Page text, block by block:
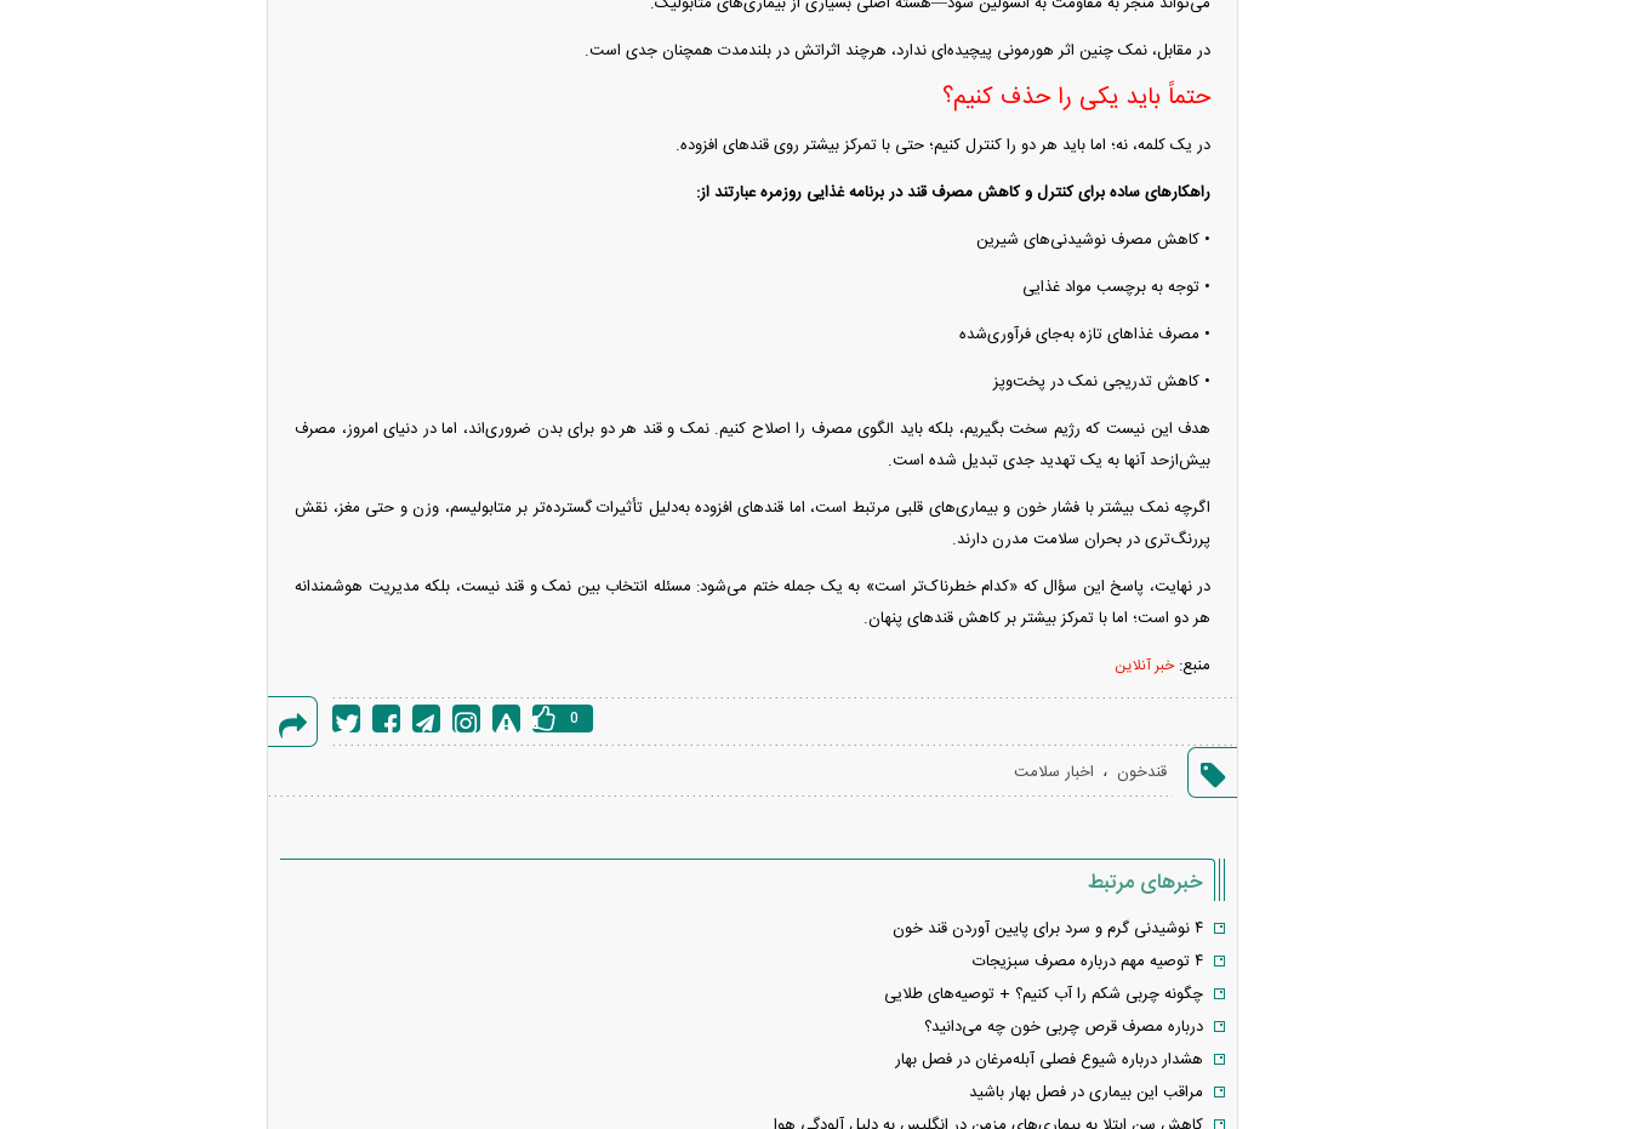
در مقابل، نمک چنین اثر هورمونی پیچیده‌ای ندارد، هرچند اثراتش در بلندمدت همچنان جدی است.
حتماً باید یکی را حذف کنیم؟
در یک کلمه، نه؛ اما باید هر دو را کنترل کنیم؛ حتی با تمرکز بیشتر روی قند‌های افزوده.
راهکار‌های ساده برای کنترل و کاهش مصرف قند در برنامه غذایی روزمره عبارتند از:
• کاهش مصرف نوشیدنی‌های شیرین
• توجه به برچسب مواد غذایی
• مصرف غذا‌های تازه به‌جای فرآوری‌شده
• کاهش تدریجی نمک در پخت‌وپز
هدف این نیست که رژیم سخت بگیریم، بلکه باید الگوی مصرف را اصلاح کنیم. نمک و قند هر دو برای بدن ضروری‌اند، اما در دنیای امروز، مصرف
بیش‌ازحد آنها به یک تهدید جدی تبدیل شده است.
اگرچه نمک بیشتر با فشار خون و بیماری‌های قلبی مرتبط است، اما قند‌های افزوده به‌دلیل تأثیرات گسترده‌تر بر متابولیسم، وزن و حتی مغز، نقش
پررنگ‌تری در بحران سلامت مدرن دارند.
در نهایت، پاسخ این سؤال که «کدام خطرناک‌تر است» به یک جمله ختم می‌شود: مسئله انتخاب بین نمک و قند نیست، بلکه مدیریت هوشمندانه
هر دو است؛ اما با تمرکز بیشتر بر کاهش قند‌های پنهان.
منبع: خبر آنلاین
گزارش
0
قندخون ، اخبار سلامت
خبرهای مرتبط
۴ نوشیدنی گرم و سرد برای پایین آوردن قند خون
۴ توصیه مهم درباره مصرف سبزیجات
چگونه چربی شکم را آب کنیم؟ + توصیه‌های طلایی
درباره مصرف قرص چربی خون چه می‌دانید؟
هشدار درباره شیوع فصلی آبله‌مرغان در فصل بهار
مراقب این بیماری در فصل بهار باشید